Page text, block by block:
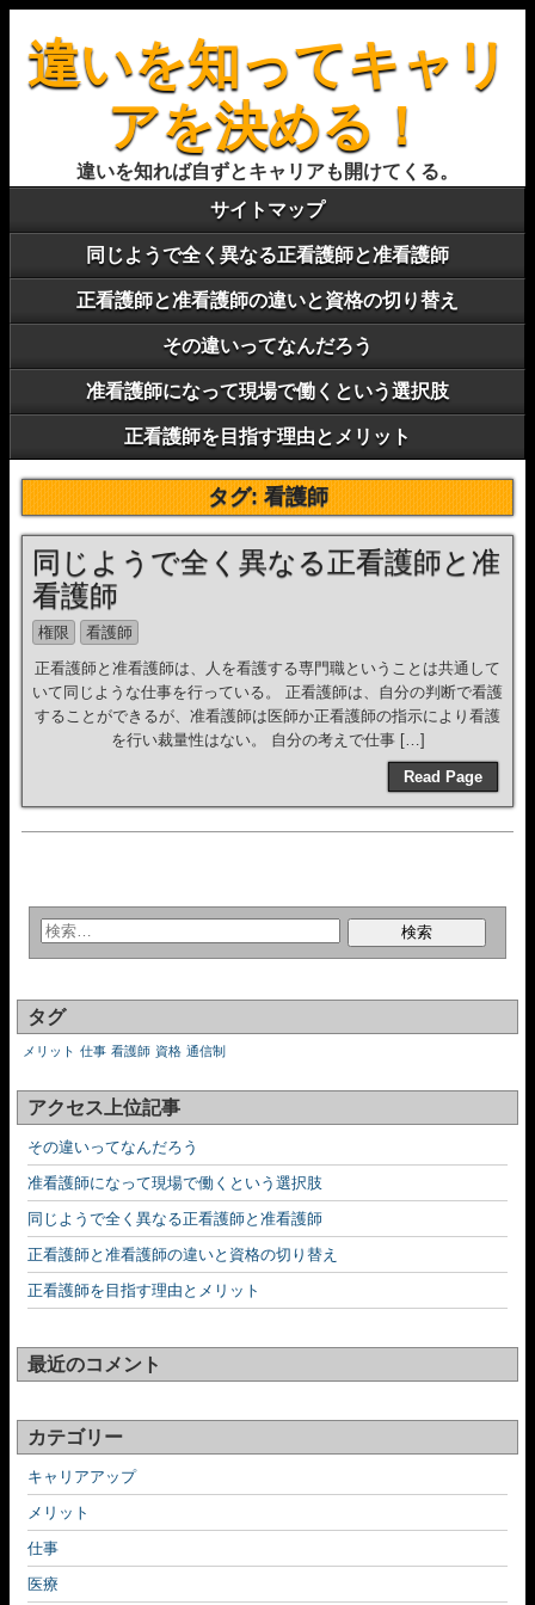
違いを知ってキャリ
アを決める！
違いを知れば自ずとキャリアも開けてくる。
サイトマップ
同じようで全く異なる正看護師と准看護師
正看護師と准看護師の違いと資格の切り替え
その違いってなんだろう
准看護師になって現場で働くという選択肢
正看護師を目指す理由とメリット
タグ:看護師
同じようで全く異なる正看護師と准
看護師
権限
看護師
正看護師と准看護師は、人を看護する専門職ということは共通して
いて同じような仕事を行っている。 正看護師は、自分の判断で看護
することができるが、准看護師は医師か正看護師の指示により看護
を行い裁量性はない。 自分の考えで仕事 […]
Read Page
タグ
メリット 仕事 看護師 資格 通信制
アクセス上位記事
その違いってなんだろう
准看護師になって現場で働くという選択肢
同じようで全く異なる正看護師と准看護師
正看護師と准看護師の違いと資格の切り替え
正看護師を目指す理由とメリット
最近のコメント
カテゴリー
キャリアアップ
メリット
仕事
医療